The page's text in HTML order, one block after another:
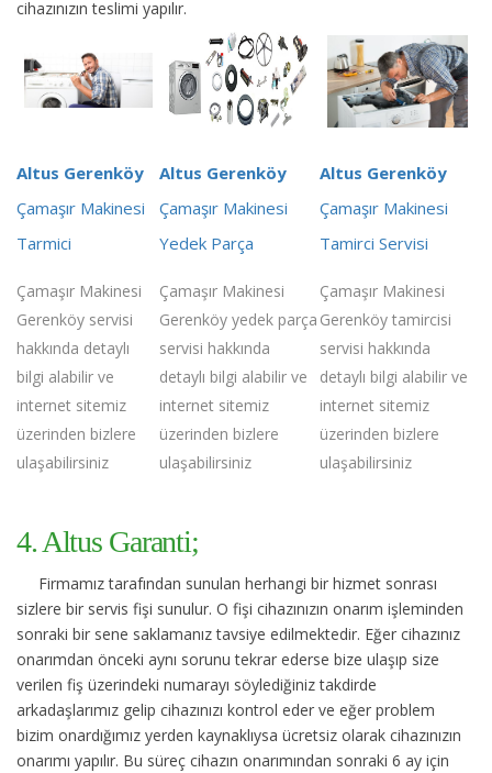
cihazınızın teslimi yapılır.
Altus Gerenköy
Çamaşır Makinesi
Tarmici
Çamaşır Makinesi
Gerenköy servisi
hakkında detaylı
bilgi alabilir ve
internet sitemiz
üzerinden bizlere
ulaşabilirsiniz
Altus Gerenköy
Çamaşır Makinesi
Yedek Parça
Çamaşır Makinesi
Gerenköy yedek parça
servisi hakkında
detaylı bilgi alabilir ve
internet sitemiz
üzerinden bizlere
ulaşabilirsiniz
Altus Gerenköy
Çamaşır Makinesi
Tamirci Servisi
Çamaşır Makinesi
Gerenköy tamircisi
servisi hakkında
detaylı bilgi alabilir ve
internet sitemiz
üzerinden bizlere
ulaşabilirsiniz
4. Altus Garanti;
Firmamız tarafından sunulan herhangi bir hizmet sonrası
sizlere bir servis fişi sunulur. O fişi cihazınızın onarım işleminden
sonraki bir sene saklamanız tavsiye edilmektedir. Eğer cihazınız
onarımdan önceki aynı sorunu tekrar ederse bize ulaşıp size
verilen fiş üzerindeki numarayı söylediğiniz takdirde
arkadaşlarımız gelip cihazınızı kontrol eder ve eğer problem
bizim onardığımız yerden kaynaklıysa ücretsiz olarak cihazınızın
onarımı yapılır. Bu süreç cihazın onarımından sonraki 6 ay için